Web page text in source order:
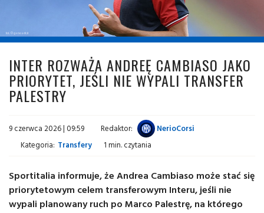
fot. © genoacfc.it
INTER ROZWAŻA ANDREĘ CAMBIASO JAKO
PRIORYTET, JEŚLI NIE WYPALI TRANSFER
PALESTRY
9 czerwca 2026 | 09:59 Redaktor:
NerioCorsi
Kategoria: Transfery 1 min. czytania
Sportitalia informuje, że Andrea Cambiaso może stać się
priorytetowym celem transferowym Interu, jeśli nie
wypali planowany ruch po Marco Palestrę, na którego